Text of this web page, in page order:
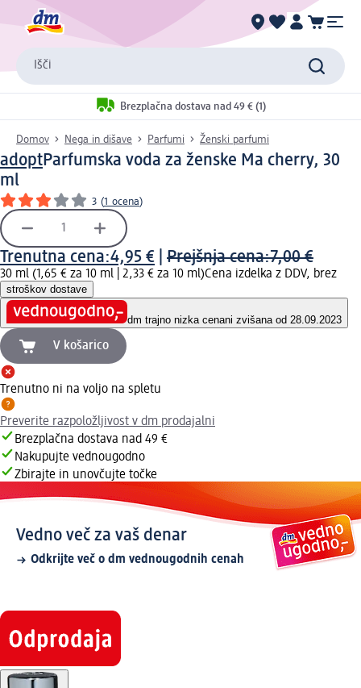
Išči
Brezplačna dostava nad 49 € (1)
Domov Nega in dišave Parfumi Ženski parfumi
adoptParfumska voda za ženske Ma cherry, 30
ml
3 (1 ocena)
Trenutna cena:4,95 € Prejšnja cena:7,00 €
30 ml (1,65 € za 10 ml | 2,33 € za 10 ml)Cena izdelka z DDV, brez
stroškov dostave
dm trajno nizka cenani zvišana od 28.09.2023
V košarico
Trenutno ni na voljo na spletu
Preverite razpoložljivost v dm prodajalni
Brezplačna dostava nad 49 €
Nakupujte vednougodno
Zbirajte in unovčujte točke
Vedno več za vaš denar
Odkrijte več o dm vednougodnih cenah